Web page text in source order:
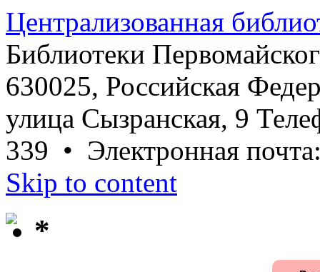
Централизованная
Библиотеки
630025, Российская
улица Сызранская, 9
339 • Электронная
Skip to content
*